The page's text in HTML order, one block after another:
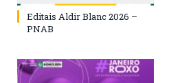
Editais Aldir Blanc 2026 –
PNAB